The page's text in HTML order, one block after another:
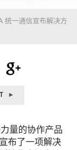
统一通信宣布解决方
量的协作产品
布了一项解决